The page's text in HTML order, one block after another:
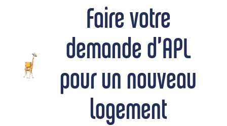
Faire votre
demande d’APL
pour un nouveau
logement